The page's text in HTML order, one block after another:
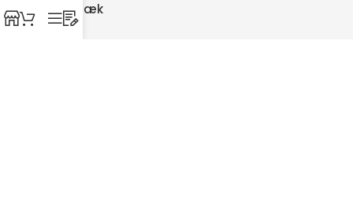
Silkepudebetræk
Isbad